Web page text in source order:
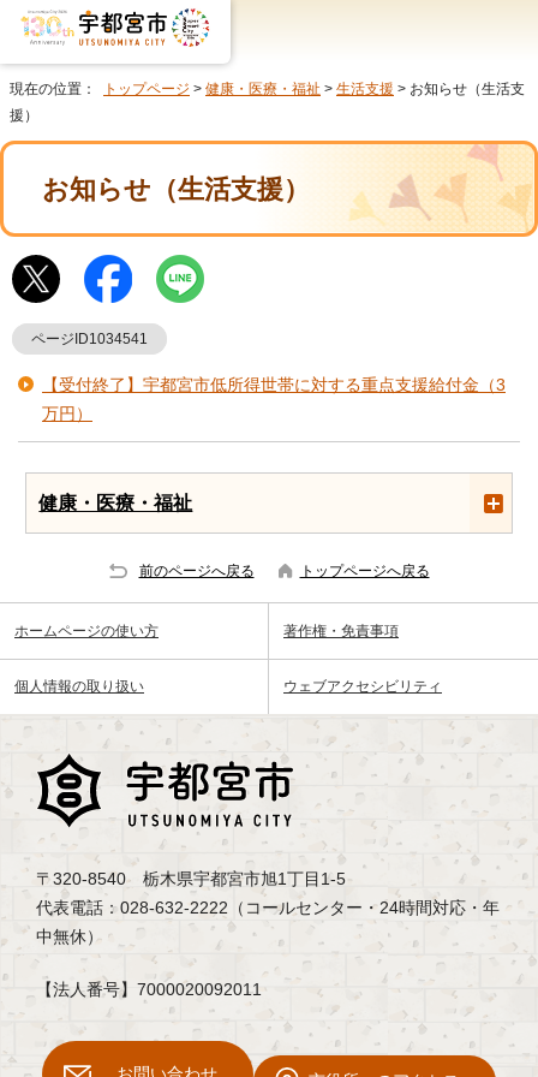
現在の位置： トップページ > 健康・医療・福祉 > 生活支援 > お知らせ（生活支
援）
お知らせ（生活支援）
ページID1034541
【受付終了】宇都宮市低所得世帯に対する重点支援給付金（3
万円）
健康・医療・福祉
前のページへ戻る トップページへ戻る
ホームページの使い方 著作権・免責事項
個人情報の取り扱い ウェブアクセシビリティ
〒320-8540 栃木県宇都宮市旭1丁目1-5
代表電話：028-632-2222（コールセンター・24時間対応・年
中無休）
【法人番号】7000020092011